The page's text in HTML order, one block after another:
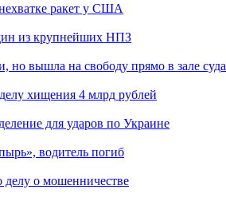
ракет у США
из крупнейших НПЗ
но вышла на свободу прямо в зале суда
хищения 4 млрд рублей
для ударов по Украине
водитель погиб
делу о мошенничестве